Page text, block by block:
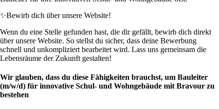
✨Bewirb dich über unsere Website!
Wenn du eine Stelle gefunden hast, die dir gefällt, bewirb dich direkt
über unsere Website. So stellst du sicher, dass deine Bewerbung
schnell und unkompliziert bearbeitet wird. Lass uns gemeinsam die
Lebensräume der Zukunft gestalten!
Wir glauben, dass du diese Fähigkeiten brauchst, um Bauleiter
(m/w/d) für innovative Schul- und Wohngebäude mit Bravour zu
bestehen